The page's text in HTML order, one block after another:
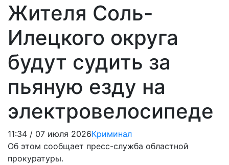
Жителя Соль-
Илецкого округа
будут судить за
пьяную езду на
электровелосипеде
11:34 / 07 июля 2026Криминал
Об этом сообщает пресс-служба областной
прокуратуры.